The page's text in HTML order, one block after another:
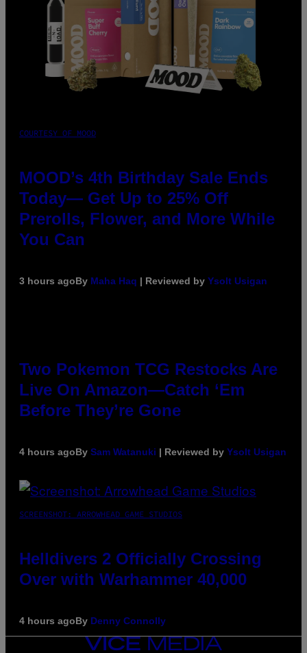
COURTESY OF MOOD
MOOD’s 4th Birthday Sale Ends
Today— Get Up to 25% Off
Prerolls, Flower, and More While
You Can
3 hours agoBy Maha Haq | Reviewed by Ysolt Usigan
Two Pokemon TCG Restocks Are
Live On Amazon—Catch ‘Em
Before They’re Gone
4 hours agoBy Sam Watanuki | Reviewed by Ysolt Usigan
SCREENSHOT: ARROWHEAD GAME STUDIOS
Helldivers 2 Officially Crossing
Over with Warhammer 40,000
4 hours agoBy Denny Connolly
VICE